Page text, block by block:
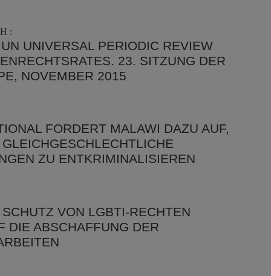
:
UNIVERSAL PERIODIC REVIEW
23. SITZUNG DER
NOVEMBER 2015
FORDERT MALAWI DAZU AUF,
ZU ENTKRIMINALISIEREN
VON LGBTI-RECHTEN
DIE ABSCHAFFUNG DER